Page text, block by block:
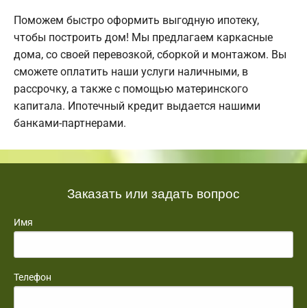
Поможем быстро оформить выгодную ипотеку,
чтобы построить дом! Мы предлагаем каркасные
дома, со своей перевозкой, сборкой и монтажом. Вы
сможете оплатить наши услуги наличными, в
рассрочку, а также с помощью материнского
капитала. Ипотечный кредит выдается нашими
банками-партнерами.
Заказать или задать вопрос
Имя
Телефон